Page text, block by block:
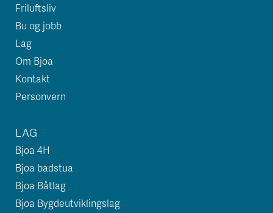
Friluftsliv
Bu og jobb
Lag
Om Bjoa
Kontakt
Personvern
LAG
Bjoa 4H
Bjoa badstua
Bjoa Båtlag
Bjoa Bygdeutviklingslag